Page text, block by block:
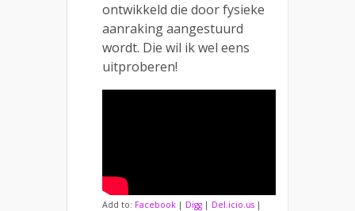
ontwikkeld die door fysieke
aanraking aangestuurd
wordt. Die wil ik wel eens
uitproberen!
Add to: Facebook | Digg | Del.icio.us |